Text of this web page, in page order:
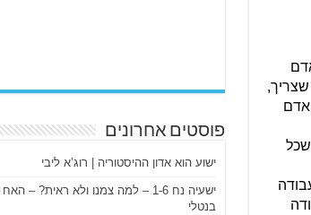
פוסטים אחרונים
ישוע הוא אדון ההיסטוריה | רוג’א ליבי
ישעיה נח 1-6 – למה צמנו ולא ראית? –
בנטלי